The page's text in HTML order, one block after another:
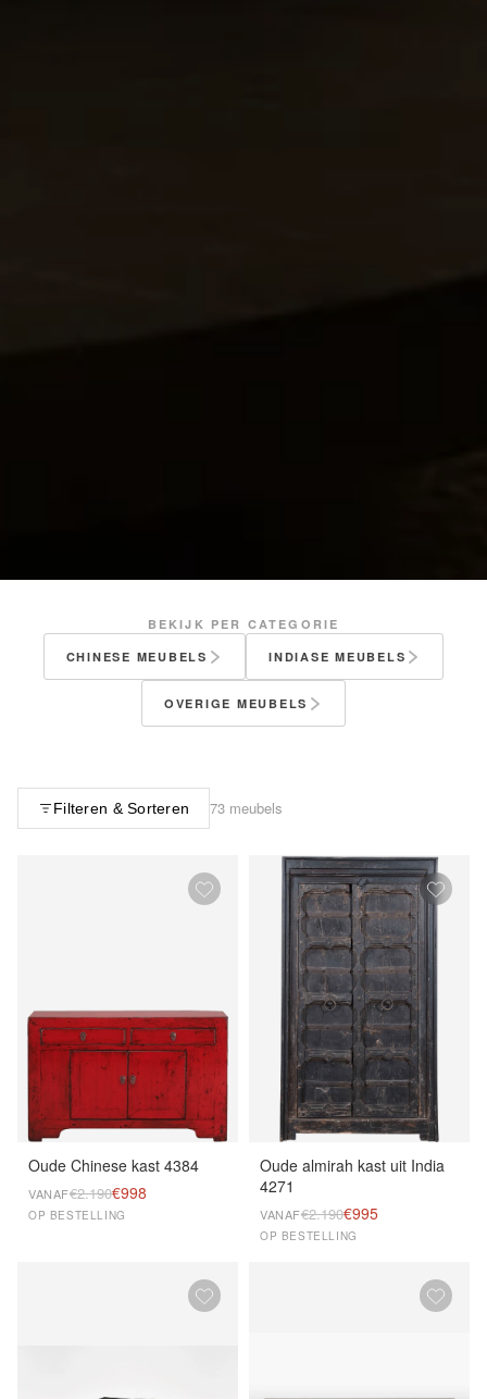
BEKIJK PER CATEGORIE
CHINESE MEUBELS
INDIASE MEUBELS
OVERIGE MEUBELS
Filteren & Sorteren 73 meubels
Oude Chinese kast 4384
VANAF€2.190€998
OP BESTELLING
Oude almirah kast uit India
4271
VANAF€2.190€995
OP BESTELLING